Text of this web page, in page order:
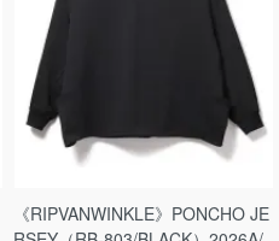
《RIPVANWINKLE》PONCHO JE